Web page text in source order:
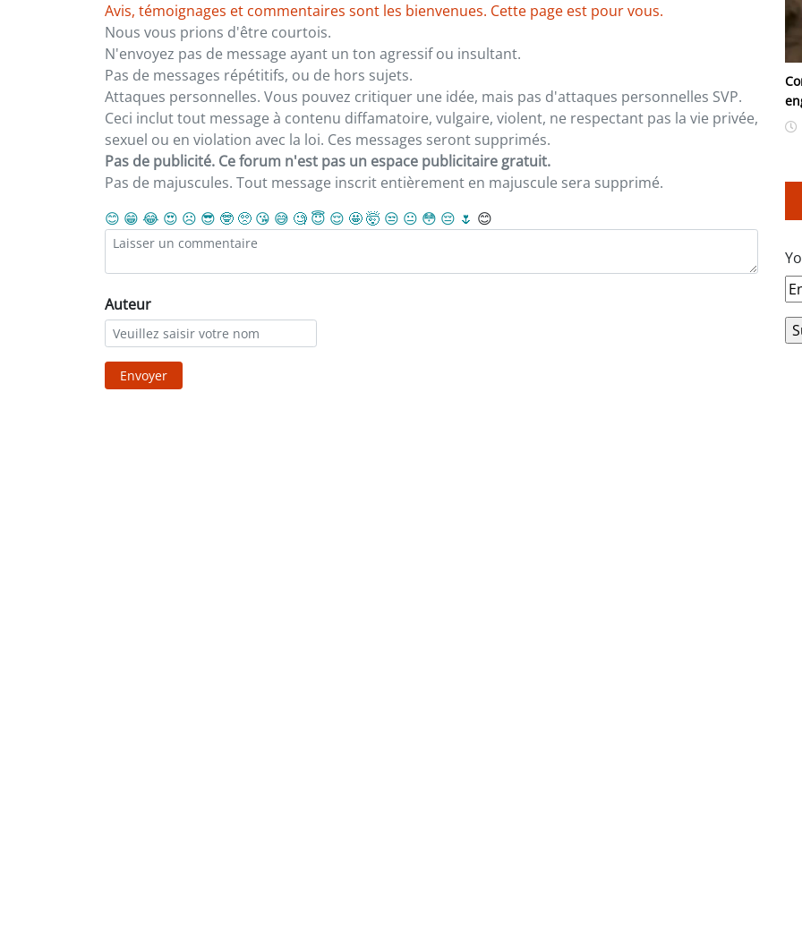
Avis, témoignages et commentaires sont les bienvenues. Cette page est pour vous.
Nous vous prions d'être courtois.
N'envoyez pas de message ayant un ton agressif ou insultant.
Pas de messages répétitifs, ou de hors sujets.
Attaques personnelles. Vous pouvez critiquer une idée, mais pas d'attaques personnelles SVP.
Ceci inclut tout message à contenu diffamatoire, vulgaire, violent, ne respectant pas la vie privée,
sexuel ou en violation avec la loi. Ces messages seront supprimés.
Pas de publicité. Ce forum n'est pas un espace publicitaire gratuit.
Pas de majuscules. Tout message inscrit entièrement en majuscule sera supprimé.
😊 😁 😂 😍 ☹️ 😎 🤓 🥺 😘 😅 🧐 😇 😌 🤩🤯 😒 😐 😳 😔 🌷 😊
Auteur
Envoyer